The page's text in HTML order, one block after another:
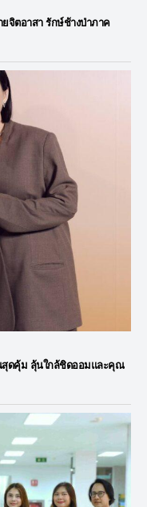
ยจิตอาสา รักษ์ช้างป่าภาค
สุดคุ้ม ลุ้นใกล้ชิดออมและคุณ